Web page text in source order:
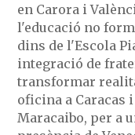
en Carora i
l'educació no
dins de l'Escola
integració de
transformar
oficina a Caracas
Maracaibo, per a